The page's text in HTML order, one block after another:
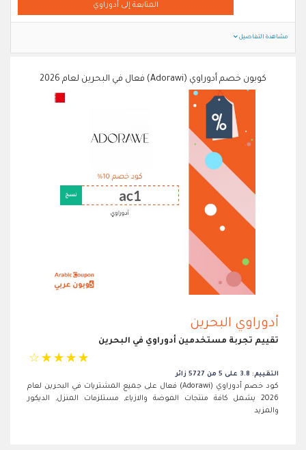
المتابعة إلى أدوراوي
مشاهدة التفاصيل
كوبون خصم أدوراوي (Adorawi) فعال في البحرين لعام 2026
أدوراوي البحرين
تقييم تجربة مستخدمين أدوراوي في البحرين
☆ ☆ ☆ ☆ ☆
التقييم: 3.8 على 5 من 5727 زائر
كود خصم أدوراوي (Adorawi) فعال على جميع المشتريات في البحرين لعام
2026 يشمل كافة منتجات الموضة والازياء, مستلزمات المنزل, الديكور
والمزيد